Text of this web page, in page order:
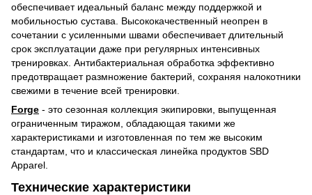
обеспечивает идеальный баланс между поддержкой и
мобильностью сустава. Высококачественный неопрен в
сочетании с усиленными швами обеспечивает длительный
срок эксплуатации даже при регулярных интенсивных
тренировках. Антибактериальная обработка эффективно
предотвращает размножение бактерий, сохраняя налокотники
свежими в течение всей тренировки.
Forge - это сезонная коллекция экипировки, выпущенная
ограниченным тиражом, обладающая такими же
характеристиками и изготовленная по тем же высоким
стандартам, что и классическая линейка продуктов SBD
Apparel.
Технические характеристики